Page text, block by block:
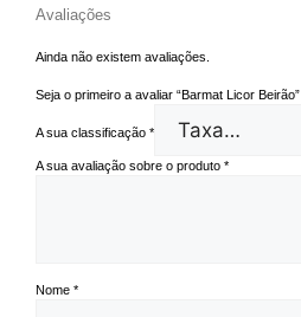
Avaliações
Ainda não existem avaliações.
Seja o primeiro a avaliar “Barmat Licor Beirão”
A sua classificação *
A sua avaliação sobre o produto *
Nome *